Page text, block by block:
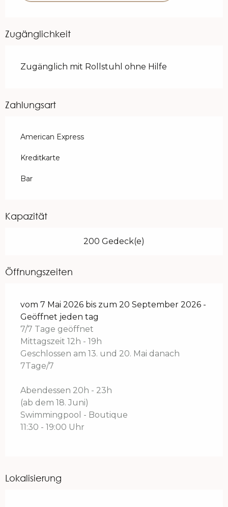
Zugänglichkeit
Zugänglich mit Rollstuhl ohne Hilfe
Zahlungsart
American Express
Kreditkarte
Bar
Kapazität
200 Gedeck(e)
Öffnungszeiten
vom 7 Mai 2026 bis zum 20 September 2026 -
Geöffnet jeden tag
7/7 Tage geöffnet
Mittagszeit 12h - 19h
Geschlossen am 13. und 20. Mai danach
7Tage/7
Abendessen 20h - 23h
(ab dem 18. Juni)
Swimmingpool - Boutique
11:30 - 19:00 Uhr
Lokalisierung